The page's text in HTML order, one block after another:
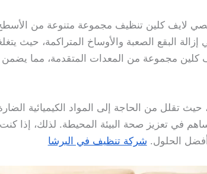
لايف كلين تنظيف مجموعة متنوعة من
البقع الصعبة والأوساخ المتراكمة، حيث
كلين مجموعة من المعدات المتقدمة، مما
حيث تقلل من الحاجة إلى المواد الكيميائية
في تعزيز صحة البيئة المحيطة. لذلك، إذا
الحلول. شركة تنظيف في البرشا